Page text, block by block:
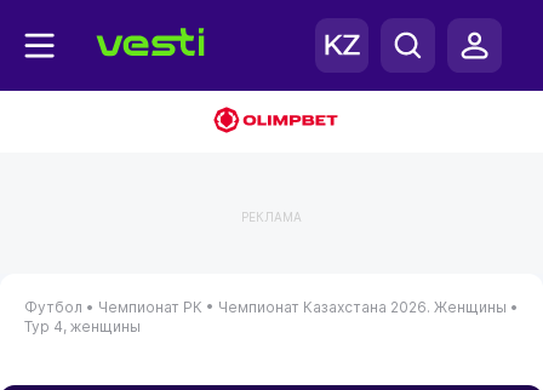
РЕКЛАМА
Футбол • Чемпионат РК • Чемпионат Казахстана 2026. Женщины •
Тур 4, женщины